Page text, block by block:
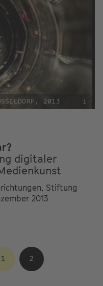
2013 i
digitaler
Stiftung
2013
SEITE
1
AKTUELLE
SEITE
2